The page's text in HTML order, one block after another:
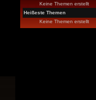
Keine Themen erstellt
Heißeste Themen
Keine Themen erstellt